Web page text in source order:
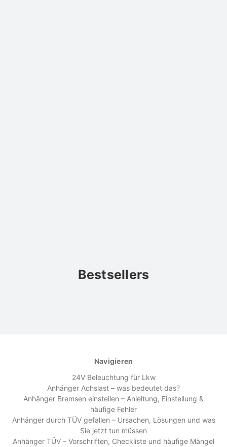
Bestsellers
Navigieren
24V Beleuchtung für Lkw
Anhänger Achslast – was bedeutet das?
Anhänger Bremsen einstellen – Anleitung, Einstellung &
häufige Fehler
Anhänger durch TÜV gefallen – Ursachen, Lösungen und was
Sie jetzt tun müssen
Anhänger TÜV – Vorschriften, Checkliste und häufige Mängel